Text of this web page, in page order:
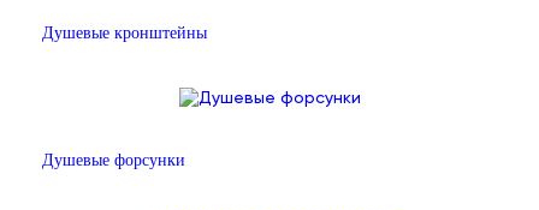
Душевые кронштейны
Душевые форсунки